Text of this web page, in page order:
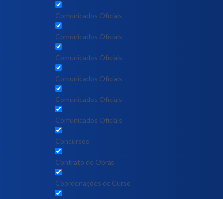
Comunicados Oficiais
Comunicados Oficiais
Comunicados Oficiais
Comunicados Oficiais
Comunicados Oficiais
Comunicados Oficiais
Concursos
Contrato de Obras
Coordenações de Curso